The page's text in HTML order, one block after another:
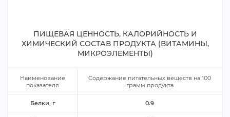
ПИЩЕВАЯ ЦЕННОСТЬ, КАЛОРИЙНОСТЬ И
ХИМИЧЕСКИЙ СОСТАВ ПРОДУКТА (ВИТАМИНЫ,
МИКРОЭЛЕМЕНТЫ)
Наименование
показателя
Содержание питательных веществ на 100
рамм продукта
Белки, 0.9